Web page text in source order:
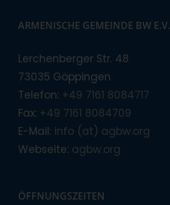
ARMENISCHE GEMEINDE BW E.V.
Lerchenberger Str. 48
73035 Göppingen
Telefon: +49 7161 8084717
Fax: +49 7161 8084709
E-Mail: info (at) agbw.org
Webseite: agbw.org
ÖFFNUNGSZEITEN